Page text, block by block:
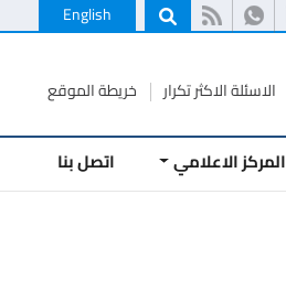
English
الاسئلة الاكثر تكرار خريطة الموقع
المركز الاعلامي اتصل بنا